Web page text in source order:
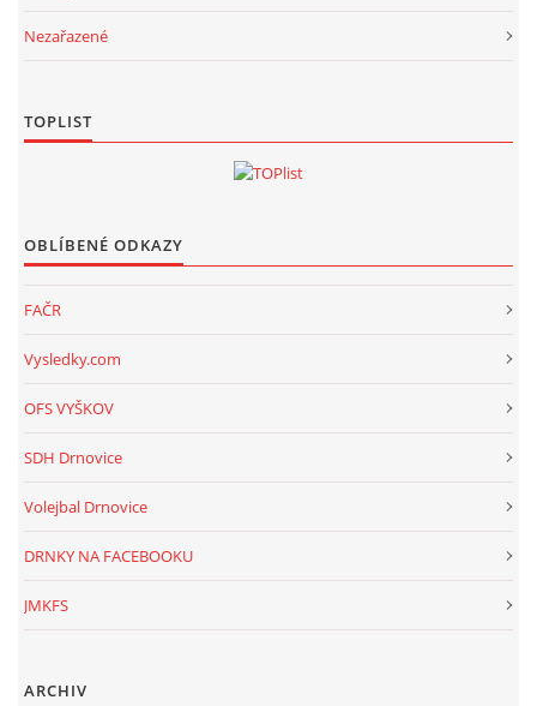
Nezařazené
TOPLIST
OBLÍBENÉ ODKAZY
FAČR
Vysledky.com
OFS VYŠKOV
SDH Drnovice
Volejbal Drnovice
DRNKY NA FACEBOOKU
JMKFS
ARCHIV